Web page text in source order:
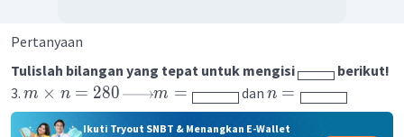
Pertanyaan
Tulislah bilangan yang tepat untuk mengisi
berikut!
3. m × n = 280 m = dann =
Ikuti Tryout SNBT & Menangkan E-Wallet